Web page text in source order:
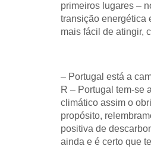
primeiros lugares –
transição energética
mais fácil de atingir,
– Portugal está a
R – Portugal tem-se
climático assim o
propósito,
positiva de
ainda e é certo que